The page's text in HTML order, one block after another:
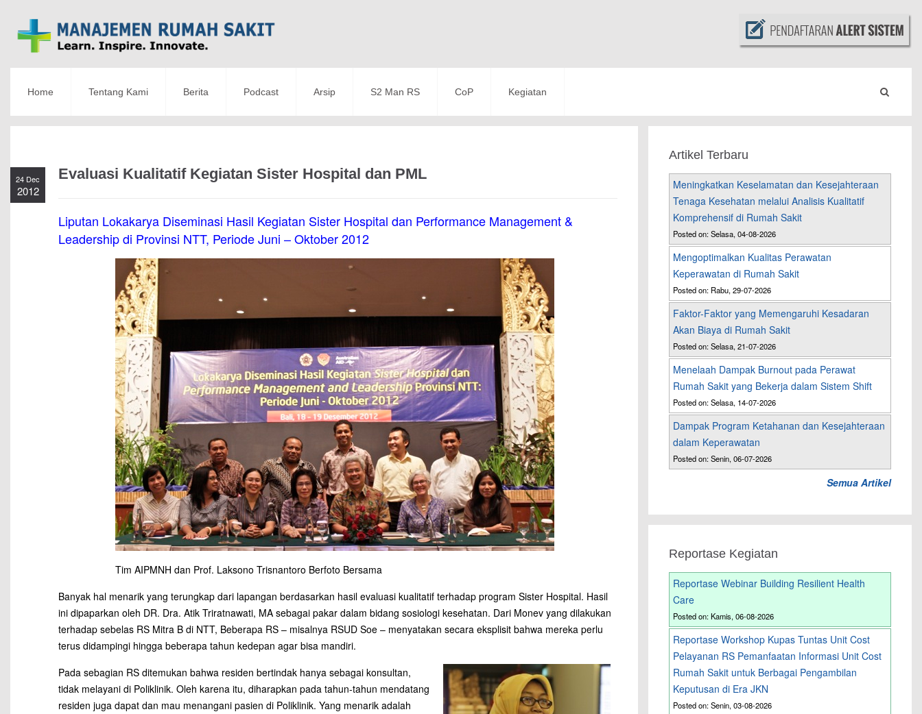
Home Tentang Kami Berita Podcast Arsip S2 Man RS CoP Kegiatan
24 Dec
2012
Evaluasi Kualitatif Kegiatan Sister Hospital dan PML
Liputan Lokakarya Diseminasi Hasil Kegiatan Sister Hospital dan Performance Management &
Leadership di Provinsi NTT, Periode Juni – Oktober 2012
Tim AIPMNH dan Prof. Laksono Trisnantoro Berfoto Bersama
Banyak hal menarik yang terungkap dari lapangan berdasarkan hasil evaluasi kualitatif terhadap program Sister Hospital. Hasil
ini dipaparkan oleh DR. Dra. Atik Triratnawati, MA sebagai pakar dalam bidang sosiologi kesehatan. Dari Monev yang dilakukan
terhadap sebelas RS Mitra B di NTT, Beberapa RS – misalnya RSUD Soe – menyatakan secara eksplisit bahwa mereka perlu
terus didampingi hingga beberapa tahun kedepan agar bisa mandiri.
Pada sebagian RS ditemukan bahwa residen bertindak hanya sebagai konsultan,
tidak melayani di Poliklinik. Oleh karena itu, diharapkan pada tahun-tahun mendatang
residen juga dapat dan mau menangani pasien di Poliklinik. Yang menarik adalah
Artikel Terbaru
Meningkatkan Keselamatan dan Kesejahteraan
Tenaga Kesehatan melalui Analisis Kualitatif
Komprehensif di Rumah Sakit
Posted on: Selasa, 04-08-2026
Mengoptimalkan Kualitas Perawatan
Keperawatan di Rumah Sakit
Posted on: Rabu, 29-07-2026
Faktor-Faktor yang Memengaruhi Kesadaran
Akan Biaya di Rumah Sakit
Posted on: Selasa, 21-07-2026
Menelaah Dampak Burnout pada Perawat
Rumah Sakit yang Bekerja dalam Sistem Shift
Posted on: Selasa, 14-07-2026
Dampak Program Ketahanan dan Kesejahteraan
dalam Keperawatan
Posted on: Senin, 06-07-2026
Semua Artikel
Reportase Kegiatan
Reportase Webinar Building Resilient Health
Care
Posted on: Kamis, 06-08-2026
Reportase Workshop Kupas Tuntas Unit Cost
Pelayanan RS Pemanfaatan Informasi Unit Cost
Rumah Sakit untuk Berbagai Pengambilan
Keputusan di Era JKN
Posted on: Senin, 03-08-2026